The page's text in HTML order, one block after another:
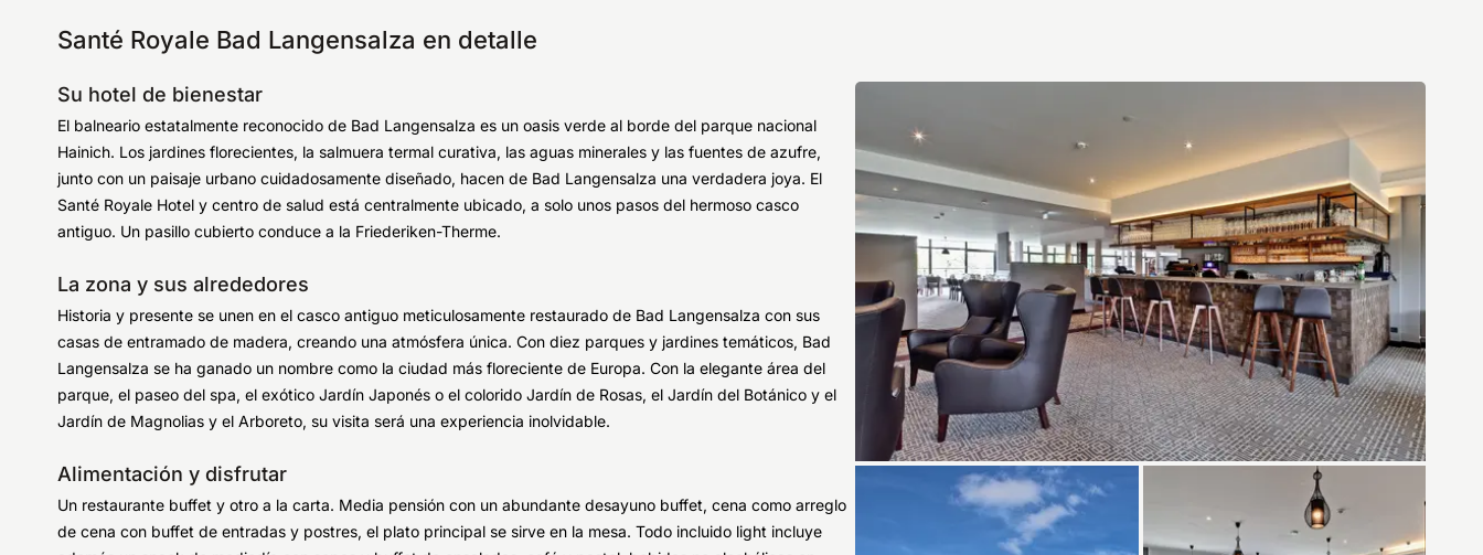
Santé Royale Bad Langensalza en detalle
Su hotel de bienestar
El balneario estatalmente reconocido de Bad Langensalza es un oasis verde al borde del parque nacional
Hainich. Los jardines florecientes, la salmuera termal curativa, las aguas minerales y las fuentes de azufre,
junto con un paisaje urbano cuidadosamente diseñado, hacen de Bad Langensalza una verdadera joya. El
Santé Royale Hotel y centro de salud está centralmente ubicado, a solo unos pasos del hermoso casco
antiguo. Un pasillo cubierto conduce a la Friederiken-Therme.
La zona y sus alrededores
Historia y presente se unen en el casco antiguo meticulosamente restaurado de Bad Langensalza con sus
casas de entramado de madera, creando una atmósfera única. Con diez parques y jardines temáticos, Bad
Langensalza se ha ganado un nombre como la ciudad más floreciente de Europa. Con la elegante área del
parque, el paseo del spa, el exótico Jardín Japonés o el colorido Jardín de Rosas, el Jardín del Botánico y el
Jardín de Magnolias y el Arboreto, su visita será una experiencia inolvidable.
Alimentación y disfrutar
Un restaurante buffet y otro a la carta. Media pensión con un abundante desayuno buffet, cena como arreglo
de cena con buffet de entradas y postres, el plato principal se sirve en la mesa. Todo incluido light incluye